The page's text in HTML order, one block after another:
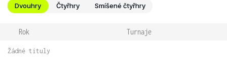
Dvouhry Čtyřhry Smíšené čtyřhry
Rok Turnaje
Žádné tituly